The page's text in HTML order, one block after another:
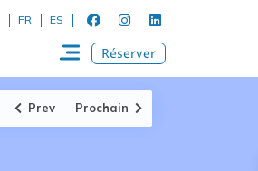
FR ES
Réserver
Prev Prochain